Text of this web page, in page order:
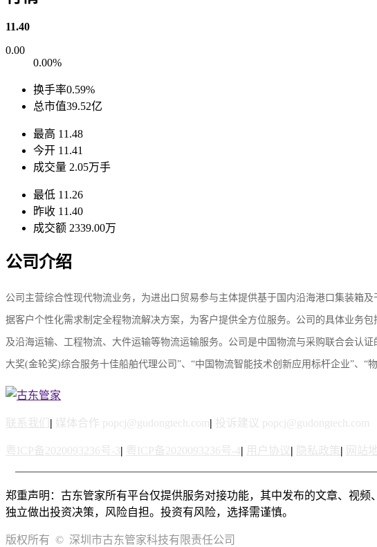
11.40
0.00
0.00%
换手率0.59%
总市值39.52亿
最高 11.48
今开 11.41
成交量 2.05万手
最低 11.26
昨收 11.40
成交额 2339.00万
公司介绍
公司主营综合性现代物流业务，为进出口贸易参与主体提供基于国内沿海港口集装箱
据客户个性化需求制定全程物流解决方案，为客户提供全方位服务。公司的具体业务
及沿海运输、工程物流、大件运输等物流运输服务。公司是中国物流与采购联合会认
大奖(金轮奖)综合服务十佳船舶代理公司”、“中国物流智能技术创新应用标杆企业”、“
联系我们 | 媒体合作 popcj@gudongtech.com| 投诉建议 popcj@gudongtech.com
粤ICP备2020093236号-3| 粤ICP备2020093236号-4| 用户协议| 隐私政策| 网站
郑重声明：古东管家所有平台仅提供服务对接功能，其中发布的文章、视
独立做出投资决策，风险自担。投资有风险，选择需谨慎。
版权所有 © 深圳市古东管家科技有限责任公司